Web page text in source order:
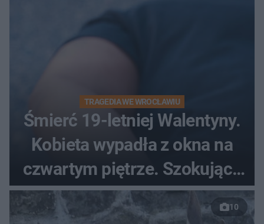
TRAGEDIA WE WROCŁAWIU
Śmierć 19-letniej Walentyny.
Kobieta wypadła z okna na
czwartym piętrze. Szokujące
nagranie trafiło do sieci
10